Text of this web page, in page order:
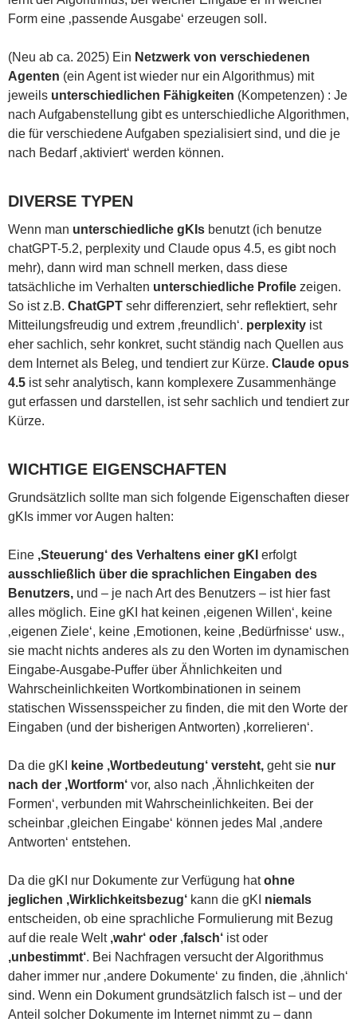
Form eine ‚passende Ausgabe‘ erzeugen soll.
(Neu ab ca. 2025) Ein Netzwerk von verschiedenen
Agenten (ein Agent ist wieder nur ein Algorithmus) mit
jeweils unterschiedlichen Fähigkeiten (Kompetenzen) : Je
nach Aufgabenstellung gibt es unterschiedliche Algorithmen,
die für verschiedene Aufgaben spezialisiert sind, und die je
nach Bedarf ‚aktiviert‘ werden können.
DIVERSE TYPEN
Wenn man unterschiedliche gKIs benutzt (ich benutze
chatGPT-5.2, perplexity und Claude opus 4.5, es gibt noch
mehr), dann wird man schnell merken, dass diese
tatsächliche im Verhalten unterschiedliche Profile zeigen.
So ist z.B. ChatGPT sehr differenziert, sehr reflektiert, sehr
Mitteilungsfreudig und extrem ‚freundlich‘. perplexity ist
eher sachlich, sehr konkret, sucht ständig nach Quellen aus
dem Internet als Beleg, und tendiert zur Kürze. Claude opus
4.5 ist sehr analytisch, kann komplexere Zusammenhänge
gut erfassen und darstellen, ist sehr sachlich und tendiert zur
Kürze.
WICHTIGE EIGENSCHAFTEN
Grundsätzlich sollte man sich folgende Eigenschaften dieser
gKIs immer vor Augen halten:
Eine ‚Steuerung‘ des Verhaltens einer gKI erfolgt
ausschließlich über die sprachlichen Eingaben des
Benutzers, und – je nach Art des Benutzers – ist hier fast
alles möglich. Eine gKI hat keinen ‚eigenen Willen‘, keine
‚eigenen Ziele‘, keine ‚Emotionen, keine ‚Bedürfnisse‘ usw.,
sie macht nichts anderes als zu den Worten im dynamischen
Eingabe-Ausgabe-Puffer über Ähnlichkeiten und
Wahrscheinlichkeiten Wortkombinationen in seinem
statischen Wissensspeicher zu finden, die mit den Worte der
Eingaben (und der bisherigen Antworten) ‚korrelieren‘.
Da die gKI keine ‚Wortbedeutung‘ versteht, geht sie nur
nach der ‚Wortform‘ vor, also nach ‚Ähnlichkeiten der
Formen‘, verbunden mit Wahrscheinlichkeiten. Bei der
scheinbar ‚gleichen Eingabe‘ können jedes Mal ‚andere
Antworten‘ entstehen.
Da die gKI nur Dokumente zur Verfügung hatohne
jeglichen ‚Wirklichkeitsbezug‘ kann die gKI niemals
entscheiden, ob eine sprachliche Formulierung mit Bezug
auf die reale Welt‚wahr‘ oder ‚falsch‘ ist oder
‚unbestimmt‘. Bei Nachfragen versucht der Algorithmus
daher immer nur ‚andere Dokumente‘ zu finden, die ‚ähnlich‘
sind. Wenn ein Dokument grundsätzlich falsch ist – und der
Anteil solcher Dokumente im Internet nimmt zu – dann